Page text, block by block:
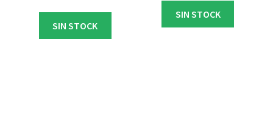
SIN STOCK
SIN STOCK